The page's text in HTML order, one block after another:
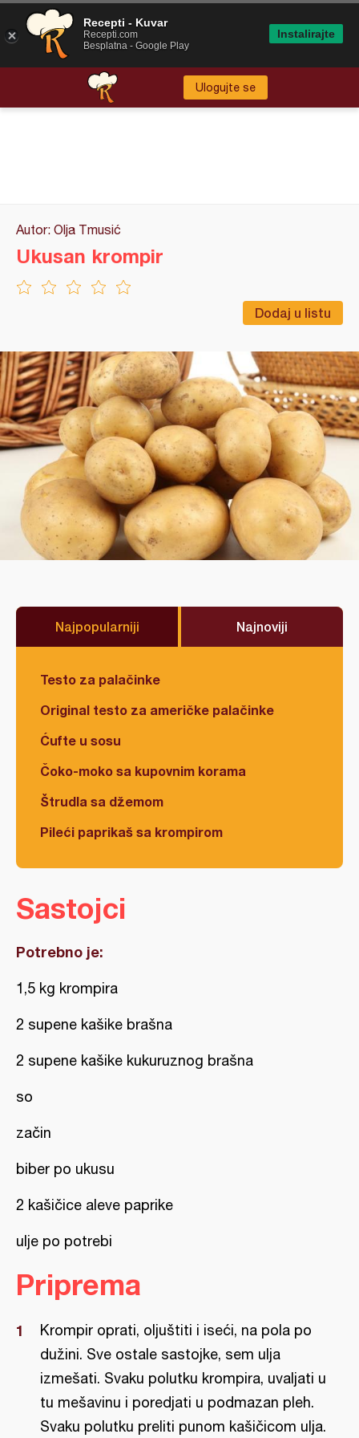
Ulogujte se
Autor: Olja Tmusić
Dodaj u listu
Ukusan krompir
Najpopularniji Najnoviji
Testo za palačinke
Original testo za američke palačinke
Ćufte u sosu
Čoko-moko sa kupovnim korama
Štrudla sa džemom
Pileći paprikaš sa krompirom
Sastojci
Potrebno je:
1,5 kg krompira
2 supene kašike brašna
2 supene kašike kukuruznog brašna
so
začin
biber po ukusu
2 kašičice aleve paprike
ulje po potrebi
Priprema
Krompir oprati, oljuštiti i iseći, na pola po
dužini. Sve ostale sastojke, sem ulja
izmešati. Svaku polutku krompira, uvaljati u
tu mešavinu i poredjati u podmazan pleh.
Svaku polutku preliti punom kašičicom ulja.
Recepti - Kuvar
Recepti.com
Besplatna - Google Play
Instalirajte